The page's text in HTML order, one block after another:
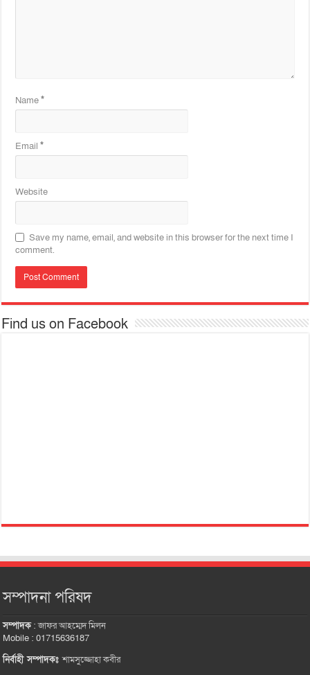
Name*
Email*
Website
Save my name, email, and website in this browser for the next time I
comment.
Find us on Facebook
সম্পাদনা পরিষদ
সম্পাদক:জাফর আহম্মেদ মিলন
Mobile : 01715636187
নির্বাহী সম্পাদকঃশামসুজ্জোহা কবীর